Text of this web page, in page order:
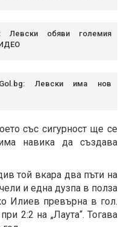
Левски обяви големия
Левски има нов
със сигурност ще се
навика да създава
той вкара два пъти на
и една дузпа в полза
Илиев превърна в гол.
2:2 на „Лаута“. Тогава